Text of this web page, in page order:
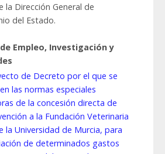
la Dirección General de
del Estado.
Empleo, Investigación y
de Decreto por el que se
las normas especiales
de la concesión directa de
a la Fundación Veterinaria
la Universidad de Murcia, para
de determinados gastos